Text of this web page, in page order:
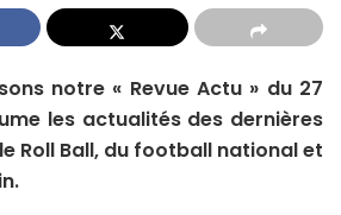
notre « Revue Actu » du 27
les actualités des dernières
Roll Ball, du football national et